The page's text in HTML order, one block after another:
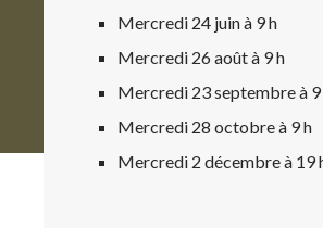
Mercredi 24 juin à 9 h
Mercredi 26 août à 9 h
Mercredi 23 septembre à 9
Mercredi 28 octobre à 9 h
Mercredi 2 décembre à 19